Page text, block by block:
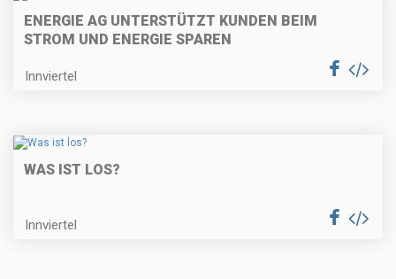
ENERGIE AG UNTERSTÜTZT KUNDEN BEIM
STROM UND ENERGIE SPAREN
Innviertel
WAS IST LOS?
Innviertel